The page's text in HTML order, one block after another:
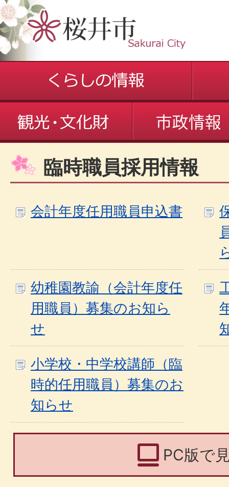
臨時職員採用情報
会計年度任用職員申込書
幼稚園教諭（会計年度任
用職員）募集のお知ら
せ
小学校・中学校講師（臨
時的任用職員）募集のお
知らせ
PC版で